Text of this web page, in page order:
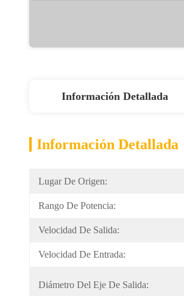
Información Detallada
Información Detallada
Lugar De Origen:
Rango De Potencia:
Velocidad De Salida:
Velocidad De Entrada:
Diámetro Del Eje De Salida: